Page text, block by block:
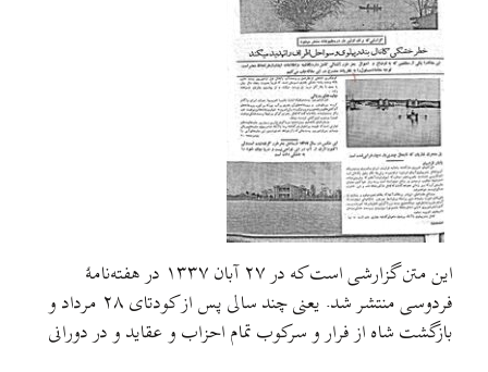
این متن گزارشی است که در ۲۷ آبان ۱۳۳۷ در هفته‌نامهٔ
فردوسی منتشر شد. یعنی چند سالی پس از کودتای ۲۸ مرداد و
بازگشت شاه از فرار و سرکوب تمام احزاب و عقايد و در دورانی